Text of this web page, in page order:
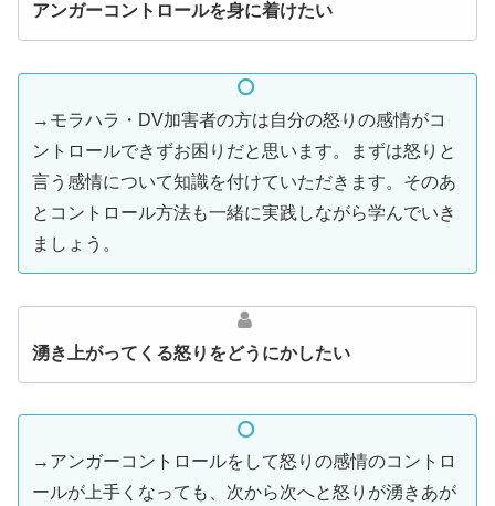
アンガーコントロールを身に着けたい
→モラハラ・DV加害者の方は自分の怒りの感情がコ
ントロールできずお困りだと思います。まずは怒りと
言う感情について知識を付けていただきます。そのあ
とコントロール方法も一緒に実践しながら学んでいき
ましょう。
湧き上がってくる怒りをどうにかしたい
→アンガーコントロールをして怒りの感情のコントロ
ールが上手くなっても、次から次へと怒りが湧きあが